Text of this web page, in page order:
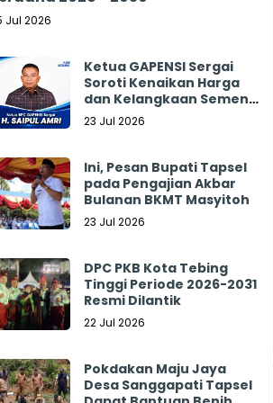
Jul 2026
Ketua GAPENSI Sergai
Soroti Kenaikan Harga
dan Kelangkaan Semen,
Minta Pemerintah
23 Jul 2026
Ini, Pesan Bupati Tapsel
pada Pengajian Akbar
Bulanan BKMT Masyitoh
23 Jul 2026
DPC PKB Kota Tebing
Tinggi Periode 2026-2031
Resmi Dilantik
22 Jul 2026
Pokdakan Maju Jaya
Desa Sanggapati Tapsel